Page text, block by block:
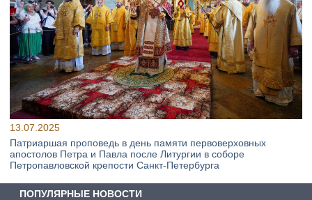
13.07.2025
Патриаршая проповедь в день памяти первоверховных
апостолов Петра и Павла после Литургии в соборе
Петропавловской крепости Санкт-Петербурга
ПОПУЛЯРНЫЕ НОВОСТИ